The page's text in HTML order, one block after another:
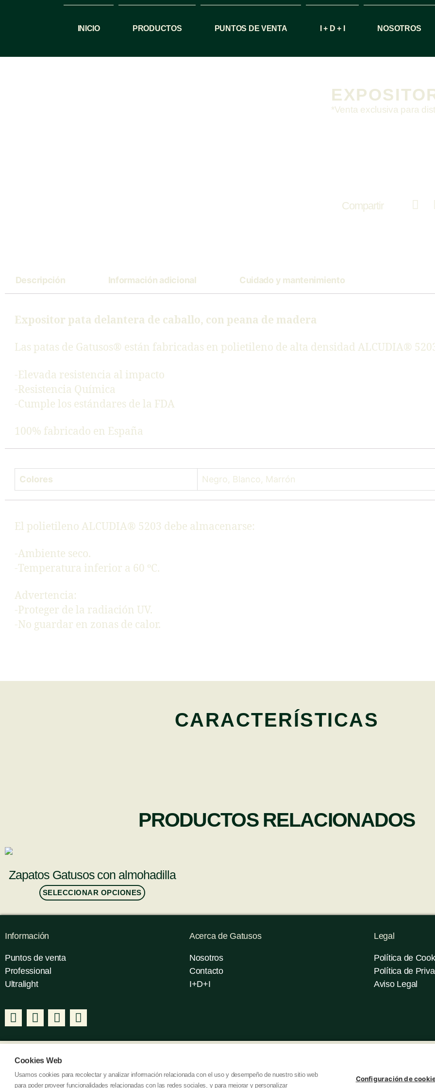
INICIO PRODUCTOS PUNTOS DE VENTA I + D + I NOSOTROS
*Venta exclusiva para
Compartir
Descripción Información adicional Cuidado y mantenimiento
Expositor pata delantera de caballo, con peana de madera
Las patas de Gatusos® están fabricadas en polietileno de alta densidad ALCUDIA®
-Elevada resistencia al impacto
-Resistencia Química
-Cumple los estándares de la FDA
100% fabricado en España
Colores Negro, Blanco, Marrón
El polietileno ALCUDIA® 5203 debe almacenarse:
-Ambiente seco.
-Temperatura inferior a 60 ºC.
Advertencia:
-Proteger de la radiación UV.
-No guardar en zonas de calor.
CARACTERÍSTICAS
PRODUCTOS RELACIONADOS
Zapatos Gatusos con almohadilla
SELECCIONAR OPCIONES
Información
Puntos de venta
Professional
Ultralight
Acerca de Gatusos
Nosotros
Contacto
I+D+I
Legal
Política de
Política de
Aviso Legal
Cookies Web
Usamos cookies para recolectar y analizar información relacionada con el uso y desempeño de nuestro sitio web
para poder proveer funcionalidades relacionadas con las redes sociales, y para mejorar y personalizar
Configuración de